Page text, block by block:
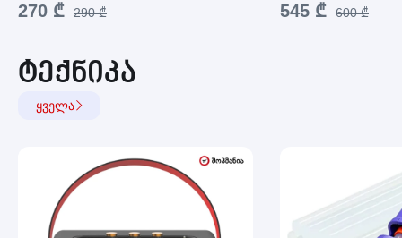
270 ₾ 290 ₾ 545 ₾ 600 ₾
ტექნიკა
ყველა